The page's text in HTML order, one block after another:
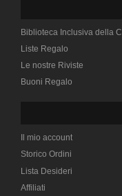
Biblioteca Inclusiva della
Liste Regalo
Le nostre Riviste
Buoni Regalo
Il mio account
Storico Ordini
Lista Desideri
Affiliati